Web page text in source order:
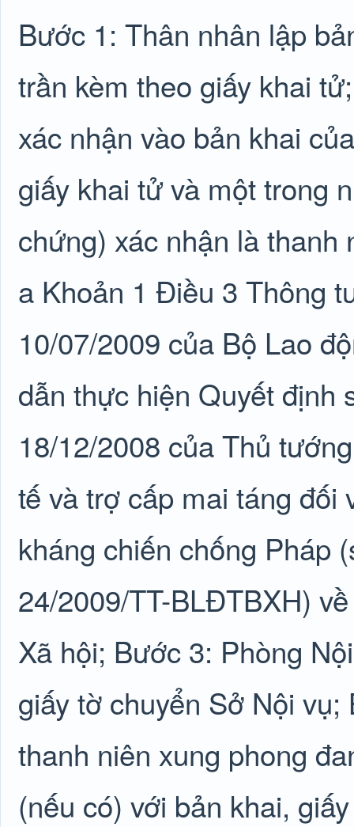
Bước 1: Thân nhân lập
trần kèm theo giấy khai
xác nhận vào bản khai
giấy khai tử và một trong
chứng) xác nhận là thanh
a Khoản 1 Điều 3 Thông
10/07/2009 của Bộ Lao
dẫn thực hiện Quyết định
18/12/2008 của Thủ
tế và trợ cấp mai táng đối
kháng chiến chống Pháp
24/2009/TT-BLĐTBXH)
Xã hội; Bước 3: Phòng
giấy tờ chuyển Sở Nội
thanh niên xung phong
(nếu có) với bản khai,